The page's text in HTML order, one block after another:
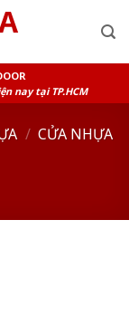
nay tại TP.HCM
/ CỬA NHỰA